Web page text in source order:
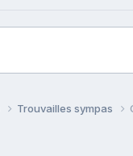
Trouvailles sympas